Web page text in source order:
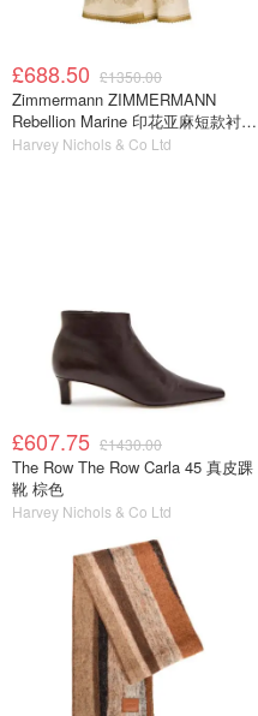
£688.50 £1350.00
Zimmermann ZIMMERMANN
Rebellion Marine 印花亚麻短款衬衫
裙
Harvey Nichols & Co Ltd
£607.75 £1430.00
The Row The Row Carla 45 真皮踝
靴 棕色
Harvey Nichols & Co Ltd